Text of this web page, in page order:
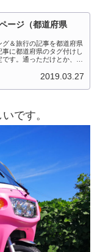
ージ（都道府県
＆旅行の記事を都道府県
に都道府県のタグ付けし
す。通っただけとか、中
登半島とか北陸とか、石
2019.03.27
です。